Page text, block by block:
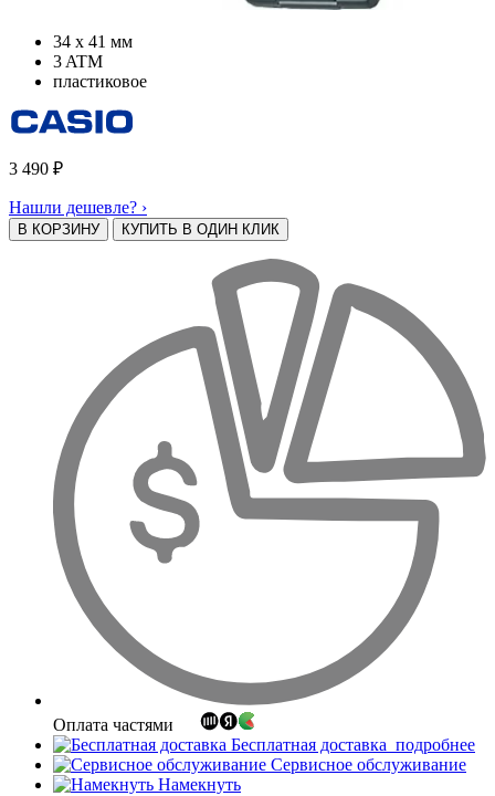
34 х 41 мм
3 ATM
пластиковое
3 490 ₽
Нашли дешевле? ›
В КОРЗИНУ КУПИТЬ В ОДИН КЛИК
Оплата частями
Бесплатная доставка подробнее
Сервисное обслуживание
Намекнуть